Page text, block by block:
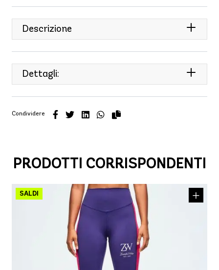
Descrizione
Dettagli:
Condividere
PRODOTTI CORRISPONDENTI